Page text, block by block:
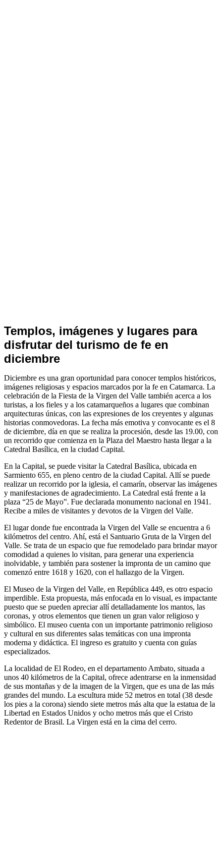
Turismo
Religioso
Templos, imágenes y lugares para
disfrutar del turismo de fe en
diciembre
Diciembre es una gran oportunidad para conocer templos históricos,
imágenes religiosas y espacios marcados por la fe en Catamarca. La
celebración de la Fiesta de la Virgen del Valle también acerca a los
turistas, a los fieles y a los catamarqueños a lugares que combinan
arquitecturas únicas, con las expresiones de los creyentes y algunas
historias conmovedoras. La fecha más emotiva y convocante es el 8
de diciembre, día en que se realiza la procesión, desde las 19.00, con
un recorrido que comienza en la Plaza del Maestro hasta llegar a la
Catedral Basílica, en la ciudad Capital.
En la Capital, se puede visitar la Catedral Basílica, ubicada en
Sarmiento 655, en pleno centro de la ciudad Capital. Allí se puede
realizar un recorrido por la iglesia, el camarín, observar las imágenes
y manifestaciones de agradecimiento. La Catedral está frente a la
plaza “25 de Mayo”. Fue declarada monumento nacional en 1941.
Recibe a miles de visitantes y devotos de la Virgen del Valle.
El lugar donde fue encontrada la Virgen del Valle se encuentra a 6
kilómetros del centro. Ahí, está el Santuario Gruta de la Virgen del
Valle. Se trata de un espacio que fue remodelado para brindar mayor
comodidad a quienes lo visitan, para generar una experiencia
inolvidable, y también para sostener la impronta de un camino que
comenzó entre 1618 y 1620, con el hallazgo de la Virgen.
El Museo de la Virgen del Valle, en República 449, es otro espacio
imperdible. Esta propuesta, más enfocada en lo visual, es impactante
puesto que se pueden apreciar allí detalladamente los mantos, las
coronas, y otros elementos que tienen un gran valor religioso y
simbólico. El museo cuenta con un importante patrimonio religioso
y cultural en sus diferentes salas temáticas con una impronta
moderna y didáctica. El ingreso es gratuito y cuenta con guías
especializados.
La localidad de El Rodeo, en el departamento Ambato, situada a
unos 40 kilómetros de la Capital, ofrece adentrarse en la inmensidad
de sus montañas y de la imagen de la Virgen, que es una de las más
grandes del mundo. La escultura mide 52 metros en total (38 desde
los pies a la corona) siendo siete metros más alta que la estatua de la
Libertad en Estados Unidos y ocho metros más que el Cristo
Redentor de Brasil. La Virgen está en la cima del cerro.